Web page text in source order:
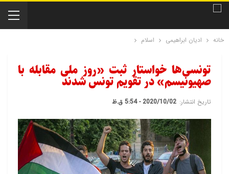
خانه ادیان ابراهیمی اسلام
تونسی‌ها خواستار ثبت «روز ملی مقابله با
صهیونیسم» در تقویم تونس شدند
تاریخ انتشار: 2020/10/02 - 5:54 ق.ظ